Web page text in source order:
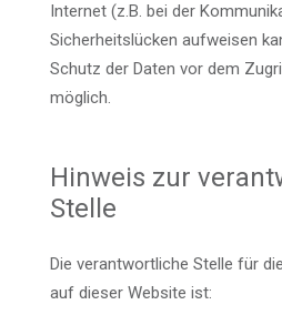
Internet (z.B. bei der
Sicherheitslücken aufweisen
Schutz der Daten vor dem
möglich.
Hinweis zur
Stelle
Die verantwortliche Stelle für
auf dieser Website ist: